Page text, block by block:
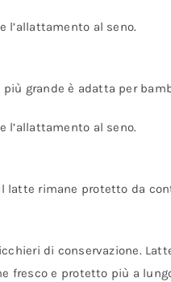
l’allattamento al seno.
grande è adatta per
l’allattamento al seno.
latte rimane protetto da
di conservazione.
fresco e protetto più a